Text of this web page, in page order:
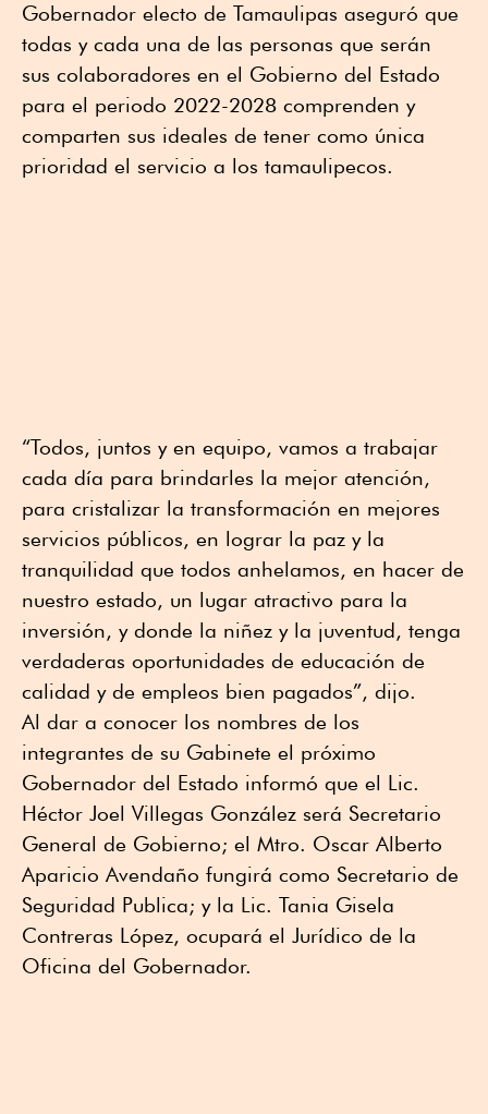
Gobernador electo de Tamaulipas aseguró que
todas y cada una de las personas que serán
sus colaboradores en el Gobierno del Estado
para el periodo 2022-2028 comprenden y
comparten sus ideales de tener como única
prioridad el servicio a los tamaulipecos.
“Todos, juntos y en equipo, vamos a trabajar
cada día para brindarles la mejor atención,
para cristalizar la transformación en mejores
servicios públicos, en lograr la paz y la
tranquilidad que todos anhelamos, en hacer de
nuestro estado, un lugar atractivo para la
inversión, y donde la niñez y la juventud, tenga
verdaderas oportunidades de educación de
calidad y de empleos bien pagados”, dijo.
Al dar a conocer los nombres de los
integrantes de su Gabinete el próximo
Gobernador del Estado informó que el Lic.
Héctor Joel Villegas González será Secretario
General de Gobierno; el Mtro. Oscar Alberto
Aparicio Avendaño fungirá como Secretario de
Seguridad Publica; y la Lic. Tania Gisela
Contreras López, ocupará el Jurídico de la
Oficina del Gobernador.